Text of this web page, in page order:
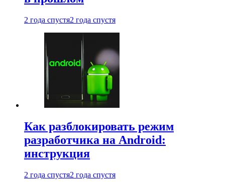
2 года спустя2 года спустя
Как разблокировать режим
разработчика на Android:
инструкция
2 года спустя2 года спустя